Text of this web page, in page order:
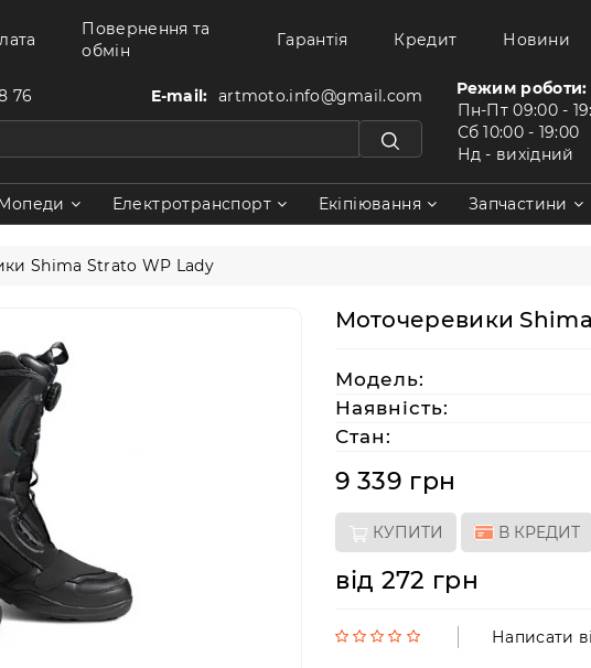
Повернення та
обмін
Гарантія Кредит Новини
76 E-mail: artmoto.info@gmail.com
Режим роботи:
Пн-Пт 09:00 -
Сб 10:00 - 19:00
Нд - вихідний
Електротранспорт Екіпіювання Запчастини
Shima Strato WP Lady
Моточеревики
Модель:
Наявність:
Стан:
9 339 грн
КУПИТИ В КРЕДИТ
від 272 грн
Написати